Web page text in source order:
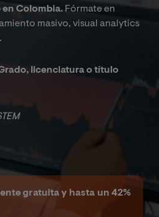
Colombia. Fórmate en
masivo, visual analytics
licenciatura o título
gratuita y hasta un 42%